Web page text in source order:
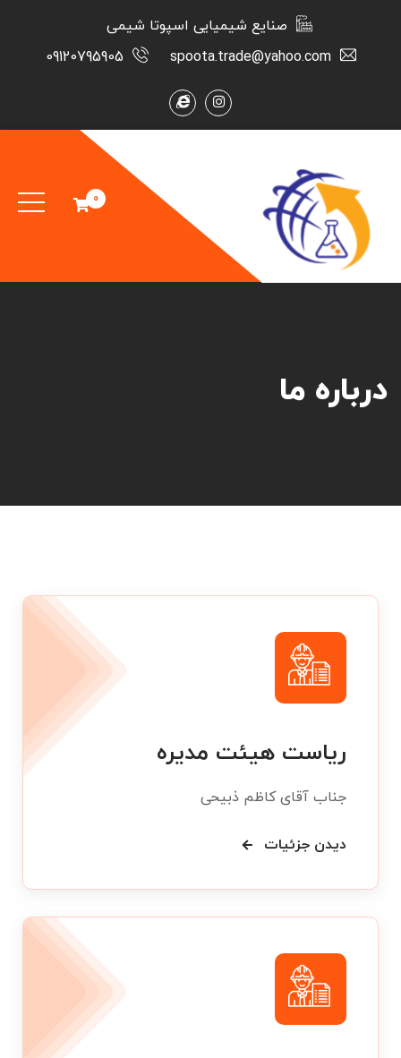
صنایع شیمیایی اسپوتا شیمی
spoota.trade@yahoo.com
09120795905
0
درباره ما
ریاست هیئت مدیره
جناب آقای کاظم ذبیحی
دیدن جزئیات